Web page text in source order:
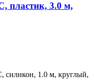
пластик, 3.0 м,